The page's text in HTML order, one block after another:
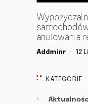
anulowania
Addminr 12
KATEGORIE